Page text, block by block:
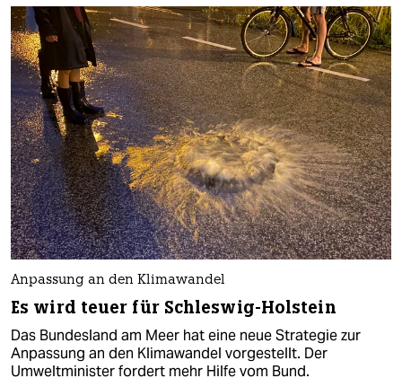
Anpassung an den Klimawandel
Es wird teuer für Schleswig-Holstein
Das Bundesland am Meer hat eine neue Strategie zur
Anpassung an den Klimawandel vorgestellt. Der
Umweltminister fordert mehr Hilfe vom Bund.